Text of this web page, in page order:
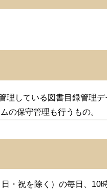
理している図書目録管理
の保守管理も行うもの。
・祝を除く）の毎日、10